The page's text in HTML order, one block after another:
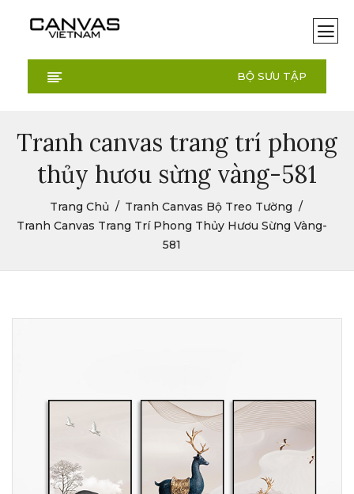
BỘ SƯU TẬP
Tranh canvas trang trí phong
thủy hươu sừng vàng-581
Trang Chủ
Tranh Canvas Bộ Treo Tường
Tranh Canvas Trang Trí Phong Thủy Hươu Sừng Vàng-
581